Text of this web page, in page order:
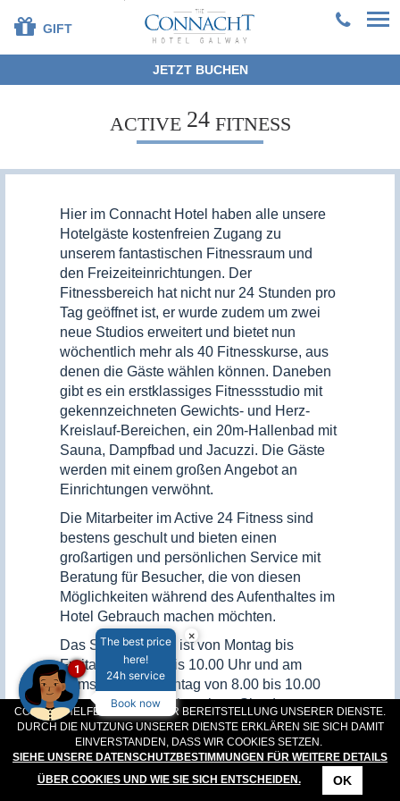
COOKIES HELFEN UNS BEI DER BEREITSTELLUNG UNSERER DIENSTE.
DURCH DIE NUTZUNG UNSERER DIENSTE ERKLÄREN SIE SICH DAMIT
EINVERSTANDEN, DASS WIR COOKIES SETZEN.
SIEHE UNSERE DATENSCHUTZBESTIMMUNGEN FÜR WEITERE DETAILS
ÜBER COOKIES UND WIE SIE SICH ENTSCHEIDEN.
OK
SELBSTVERPFLEGUNG
FOTOGALERIE
RESTAURANT
FIRMENKUNDEN
EXPLORE
GIFT
JETZT BUCHEN
ACTIVE 24FITNESS
Hier im Connacht Hotel haben alle unsere
Hotelgäste kostenfreien Zugang zu
unserem fantastischen Fitnessraum und
den Freizeiteinrichtungen. Der
Fitnessbereich hat nicht nur 24 Stunden pro
Tag geöffnet ist, er wurde zudem um zwei
neue Studios erweitert und bietet nun
wöchentlich mehr als 40 Fitnesskurse, aus
denen die Gäste wählen können. Daneben
gibt es ein erstklassiges Fitnessstudio mit
gekennzeichneten Gewichts- und Herz-
Kreislauf-Bereichen, ein 20m-Hallenbad mit
Sauna, Dampfbad und Jacuzzi. Die Gäste
werden mit einem großen Angebot an
Einrichtungen verwöhnt.
Die Mitarbeiter im Active 24 Fitness sind
bestens geschult und bieten einen
großartigen und persönlichen Service mit
Beratung für Besucher, die von diesen
Möglichkeiten während des Aufenthaltes im
Hotel Gebrauch machen möchten.
Das Schwimmbad ist von Montag bis
Freitag von 6.30 bis 10.00 Uhr und am
Samstag und Sonntag von 8.00 bis 10.00
Uhr geöffnet. Bitte beachten Sie, dass
Kinder das Schwimmbad nur bis 20.00 Uhr
jeden Abend nutzen können.
×
The best price
here!
24h service
Book now
1